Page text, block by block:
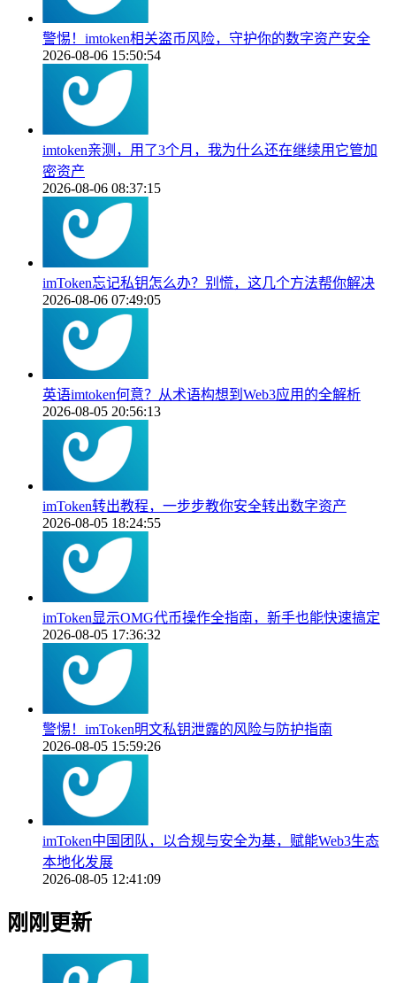
警惕！imtoken相关盗币风险，守护你的数字资产安全
2026-08-06 15:50:54
imtoken亲测，用了3个月，我为什么还在继续用它管加
密资产
2026-08-06 08:37:15
imToken忘记私钥怎么办？别慌，这几个方法帮你解决
2026-08-06 07:49:05
英语imtoken何意？从术语构想到Web3应用的全解析
2026-08-05 20:56:13
imToken转出教程，一步步教你安全转出数字资产
2026-08-05 18:24:55
imToken显示OMG代币操作全指南，新手也能快速搞定
2026-08-05 17:36:32
警惕！imToken明文私钥泄露的风险与防护指南
2026-08-05 15:59:26
imToken中国团队，以合规与安全为基，赋能Web3生态
本地化发展
2026-08-05 12:41:09
刚刚更新